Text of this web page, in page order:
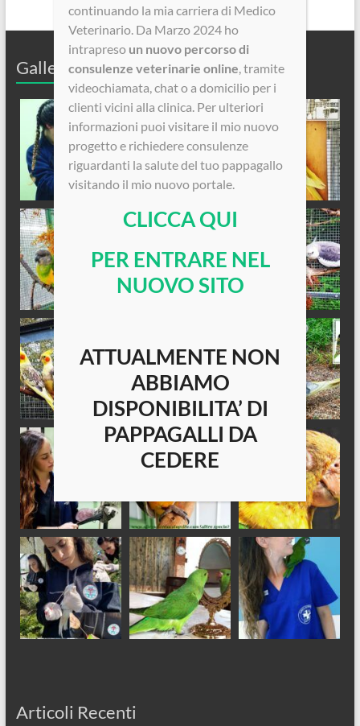
Galleria Fotografica
Articoli Recenti
continuando la mia carriera di Medico
Veterinario. Da Marzo 2024 ho
intrapreso un nuovo percorso di
consulenze veterinarie online, tramite
videochiamata, chat o a domicilio per i
clienti vicini alla clinica. Per ulteriori
informazioni puoi visitare il mio nuovo
progetto e richiedere consulenze
riguardanti la salute del tuo pappagallo
visitando il mio nuovo portale.
CLICCA QUI
PER ENTRARE NEL
NUOVO SITO
ATTUALMENTE NON
ABBIAMO
DISPONIBILITA’ DI
PAPPAGALLI DA
CEDERE